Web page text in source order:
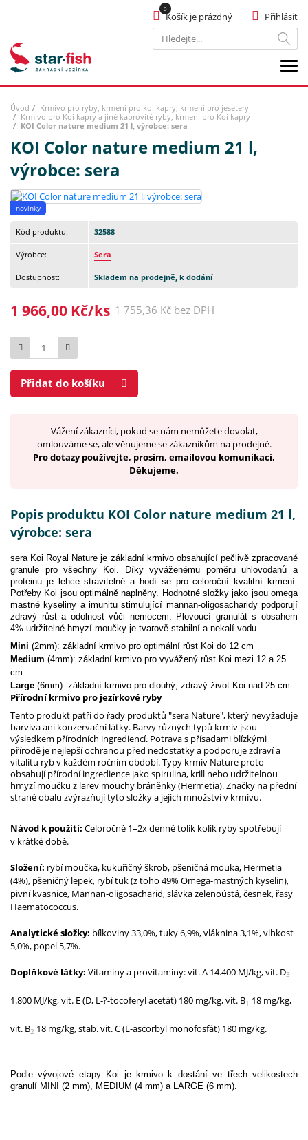
Hledat
Přihlásit
Košík je prázdný
Úvod
Krmivo pro ryby, krmení pro koi kapry, krmení pro jesetery
Krmivo pro Koi kapry a jiné kaprovité ryby, krmení pro Koi kapry
KOI Color nature medium 21 l, výrobce: sera
KOI Color nature medium 21 l,
výrobce: sera
novinky
Kód produktu: 32588
Výrobce: Sera
Dostupnost: Skladem na prodejně, k dodání
1 966,00 Kč/ks 1 755,36 Kč bez DPH
Počet
Přidat do košíku
Vážení zákazníci, pokud se nám nemůžete dovolat,
omlouváme se, ale věnujeme se zákazníkům na prodejně.
Pro dotazy používejte, prosím, emailovou komunikaci.
Děkujeme.
Popis produktu KOI Color nature medium 21 l,
výrobce: sera
sera Koi Royal Nature je základní krmivo obsahující pečlivě zpracované
granule pro všechny Koi. Díky vyváženému poměru uhlovodanů a
proteinu je lehce stravitelné a hodí se pro celoroční kvalitní krmení.
Potřeby Koi jsou optimálně naplněny. Hodnotné složky jako jsou omega
mastné kyseliny a imunitu stimulující mannan-oligosacharidy podporují
zdravý růst a odolnost vůči nemocem. Plovoucí granulát s obsahem
4% udržitelné hmyzí moučky je tvarově stabilní a nekalí vodu.
Mini (2mm): základní krmivo pro optimální růst Koi do 12 cm
Medium (4mm): základní krmivo pro vyvážený růst Koi mezi 12 a 25
cm
Large (6mm): základní krmivo pro dlouhý, zdravý život Koi nad 25 cm
Přírodní krmivo pro jezírkové ryby
Tento produkt patří do řady produktů "sera Nature", který nevyžaduje
barviva ani konzervační látky. Barvy různých typů krmiv jsou
výsledkem přírodních ingrediencí. Potrava s přísadami blízkými
přírodě je nejlepší ochranou před nedostatky a podporuje zdraví a
vitalitu ryb v každém ročním období. Typy krmiv Nature proto
obsahují přírodní ingredience jako spirulina, krill nebo udržitelnou
hmyzí moučku z larev mouchy bráněnky (Hermetia). Značky na přední
straně obalu zvýrazňují tyto složky a jejich množství v krmivu.
Návod k použití: Celoročně 1–2x denně tolik kolik ryby spotřebují
v krátké době.
Složení: rybí moučka, kukuřičný škrob, pšeničná mouka, Hermetia
(4%), pšeničný lepek, rybí tuk (z toho 49% Omega-mastných kyselin),
pivní kvasnice, Mannan-oligosacharid, slávka zelenoústá, česnek, řasy
Haematococcus.
Analytické složky: bílkoviny 33,0%, tuky 6,9%, vláknina 3,1%, vlhkost
5,0%, popel 5,7%.
Doplňkové látky: Vitaminy a provitaminy:vit. A 14.400 MJ/kg, vit. D3
1.800 MJ/kg, vit. E (D, L-?-tocoferyl acetát) 180 mg/kg, vit. B1 18 mg/kg,
vit. B2 18 mg/kg, stab. vit. C (L-ascorbyl monofosfát) 180 mg/kg.
Podle vývojové etapy Koi je krmivo k dostání ve třech velikostech
granulí MINI (2 mm), MEDIUM (4 mm) a LARGE (6 mm).